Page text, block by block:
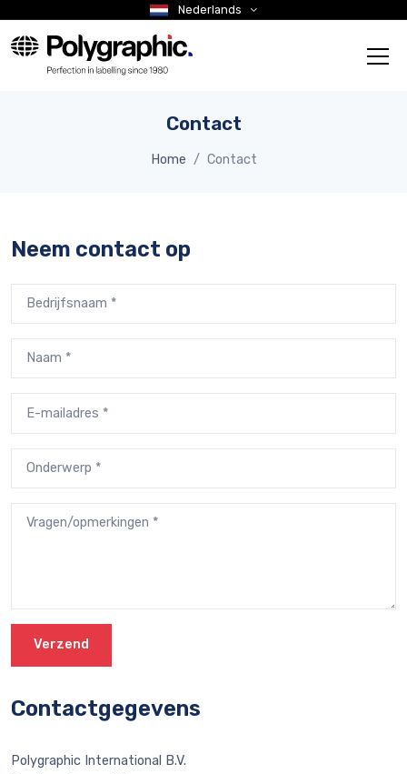
Nederlands
Contact
Home Contact
Neem contact op
Verzend
Contactgegevens
Polygraphic International B.V.